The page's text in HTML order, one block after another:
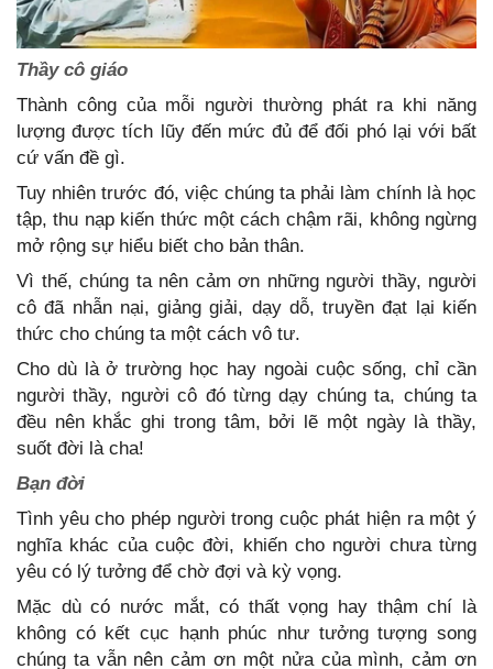
Thầy cô giáo
Thành công của mỗi người thường phát ra khi năng
lượng được tích lũy đến mức đủ để đối phó lại với bất
cứ vấn đề gì.
Tuy nhiên trước đó, việc chúng ta phải làm chính là học
tập, thu nạp kiến thức một cách chậm rãi, không ngừng
mở rộng sự hiểu biết cho bản thân.
Vì thế, chúng ta nên cảm ơn những người thầy, người
cô đã nhẫn nại, giảng giải, dạy dỗ, truyền đạt lại kiến
thức cho chúng ta một cách vô tư.
Cho dù là ở trường học hay ngoài cuộc sống, chỉ cần
người thầy, người cô đó từng dạy chúng ta, chúng ta
đều nên khắc ghi trong tâm, bởi lẽ một ngày là thầy,
suốt đời là cha!
Bạn đời
Tình yêu cho phép người trong cuộc phát hiện ra một ý
nghĩa khác của cuộc đời, khiến cho người chưa từng
yêu có lý tưởng để chờ đợi và kỳ vọng.
Mặc dù có nước mắt, có thất vọng hay thậm chí là
không có kết cục hạnh phúc như tưởng tượng song
chúng ta vẫn nên cảm ơn một nửa của mình, cảm ơn